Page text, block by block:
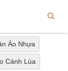
Áo Nhựa
Cánh Lùa